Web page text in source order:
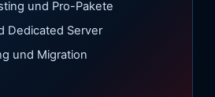
und Pro-Pakete
Dedicated Server
und Migration